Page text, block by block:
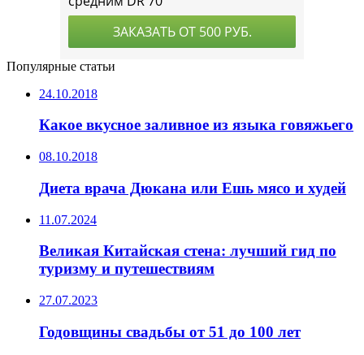
Популярные статьи
24.10.2018
Какое вкусное заливное из языка говяжьего
08.10.2018
Диета врача Дюкана или Ешь мясо и худей
11.07.2024
Великая Китайская стена: лучший гид по
туризму и путешествиям
27.07.2023
Годовщины свадьбы от 51 до 100 лет